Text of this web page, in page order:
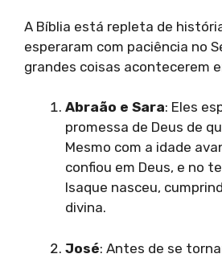
A Bíblia está repleta de
esperaram com paciência no
grandes coisas acontecerem
Abraão e Sara: Eles
promessa de Deus de
Mesmo com a idade
confiou em Deus, e no
Isaque nasceu,
divina.
José: Antes de se